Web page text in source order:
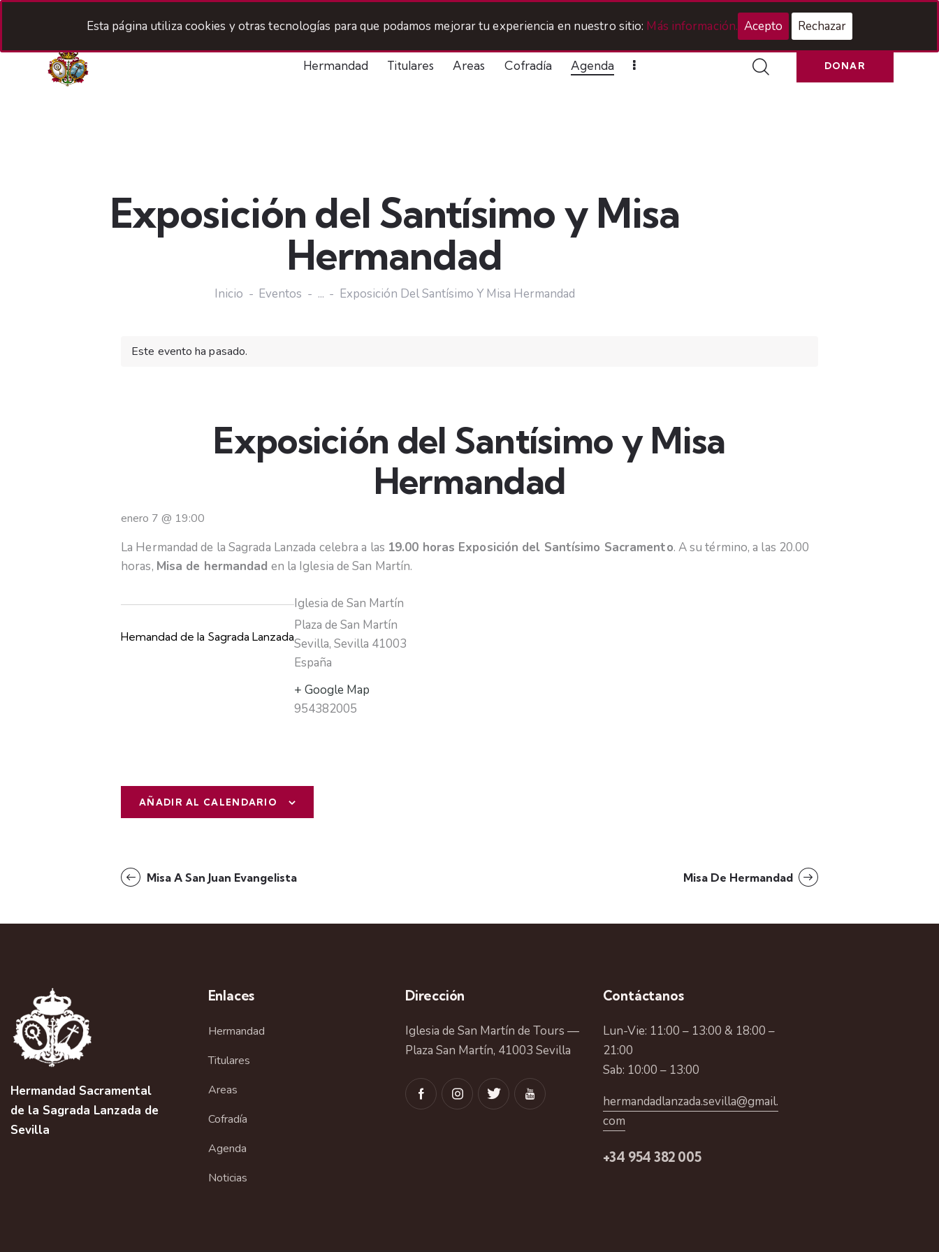
Acceso Hermanos
Hermandad Titulares Areas Cofradía Agenda DONAR
Exposición del Santísimo y Misa
Hermandad
Inicio Eventos ... Exposición Del Santísimo Y Misa Hermandad
Este evento ha pasado.
Exposición del Santísimo y Misa
Hermandad
enero 7 @ 19:00
La Hermandad de la Sagrada Lanzada celebra a las 19.00 horas Exposición del Santísimo Sacramento. A su término, a las 20.00
horas, Misa de hermandad en la Iglesia de San Martín.
Hemandad de la Sagrada Lanzada
Iglesia de San Martín
Plaza de San Martín
Sevilla, Sevilla 41003
España
+ Google Map
954382005
AÑADIR AL CALENDARIO
N
v
ó
n
Misa A San Juan Evangelista Misa De Hermandad
Hermandad Sacramental
de la Sagrada Lanzada de
Sevilla
Enlaces
Hermandad
Titulares
Areas
Cofradía
Agenda
Noticias
Dirección
Iglesia de San Martín de Tours —
Plaza San Martín, 41003 Sevilla
Contáctanos
Lun-Vie: 11:00 – 13:00 & 18:00 –
21:00
Sab: 10:00 – 13:00
hermandadlanzada.sevilla@gmail.
com
+34 954 382 005
Esta página utiliza cookies y otras tecnologías para que podamos mejorar tu experiencia en nuestro sitio: Más información. Acepto Rechazar